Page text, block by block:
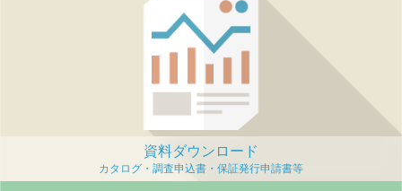
資料ダウンロード